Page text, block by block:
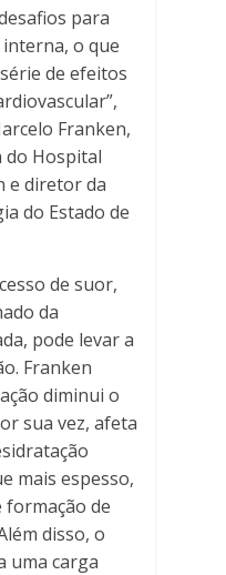
para
o que
de efeitos
Franken,
do Hospital
e diretor da
do Estado de
de suor,
da
pode levar a
Franken
diminui o
sua vez, afeta
mais espesso,
de
disso, o
uma carga